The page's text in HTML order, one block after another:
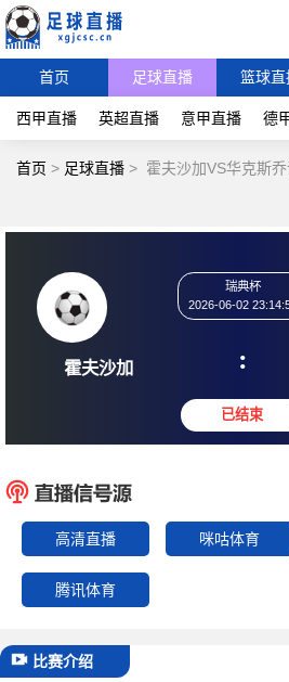
首页 足球直播 篮球直
西甲直播 英超直播 意甲直播 德
首页 > 足球直播 > 霍夫沙加VS华克斯
霍夫沙加
2026-
高清直播 咪咕体育
腾讯体育
比赛介绍